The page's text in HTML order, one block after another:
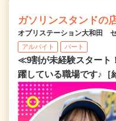
ガソリンスタンドの
オブリステーション大和田
アルバイト パート
≪9割が未経験スタート
躍している職場です♪［